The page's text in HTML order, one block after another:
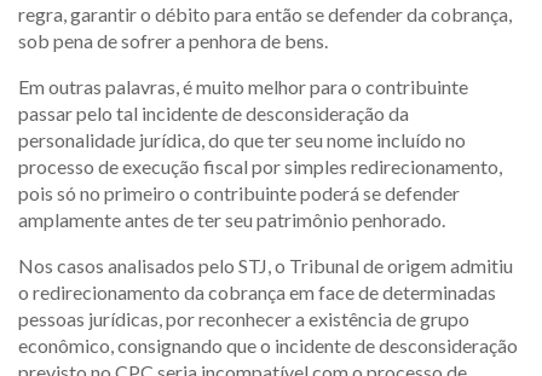
regra, garantir o débito para então se defender da cobrança,
sob pena de sofrer a penhora de bens.
Em outras palavras, é muito melhor para o contribuinte
passar pelo tal incidente de desconsideração da
personalidade jurídica, do que ter seu nome incluído no
processo de execução fiscal por simples redirecionamento,
pois só no primeiro o contribuinte poderá se defender
amplamente antes de ter seu patrimônio penhorado.
Nos casos analisados pelo STJ, o Tribunal de origem admitiu
o redirecionamento da cobrança em face de determinadas
pessoas jurídicas, por reconhecer a existência de grupo
econômico, consignando que o incidente de desconsideração